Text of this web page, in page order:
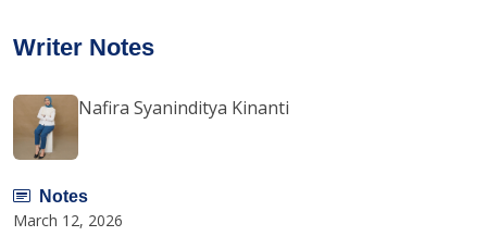
Writer Notes
Nafira Syaninditya Kinanti
Notes
March 12, 2026